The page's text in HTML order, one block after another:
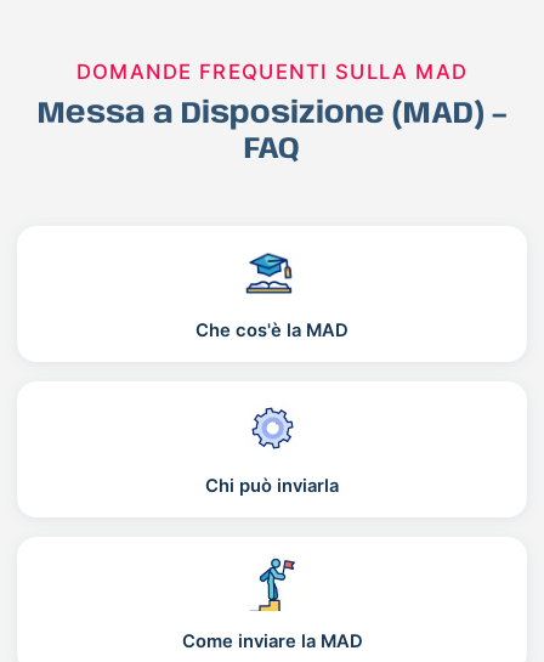
DOMANDE FREQUENTI SULLA MAD
Messa a Disposizione (MAD) –
FAQ
Che cos'è la MAD
Chi può inviarla
Come inviare la MAD